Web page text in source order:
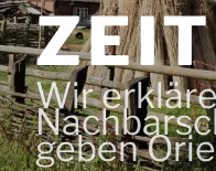
Wir
geben